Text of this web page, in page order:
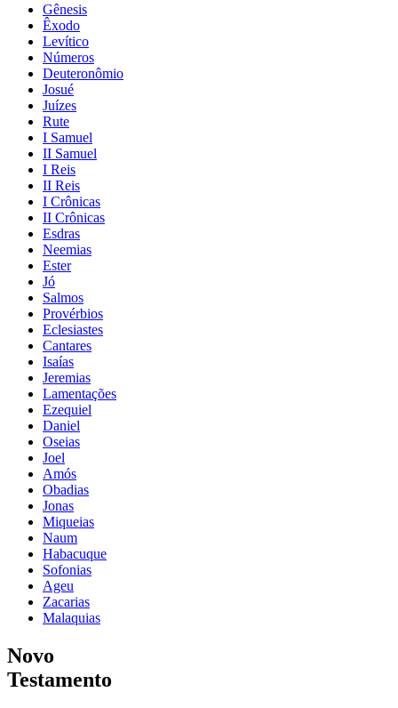
Gênesis
Êxodo
Levítico
Números
Deuteronômio
Josué
Juízes
Rute
I Samuel
II Samuel
I Reis
II Reis
I Crônicas
II Crônicas
Esdras
Neemias
Ester
Jó
Salmos
Provérbios
Eclesiastes
Cantares
Isaías
Jeremias
Lamentações
Ezequiel
Daniel
Oseias
Joel
Amós
Obadias
Jonas
Miqueias
Naum
Habacuque
Sofonias
Ageu
Zacarias
Malaquias
Novo
Testamento